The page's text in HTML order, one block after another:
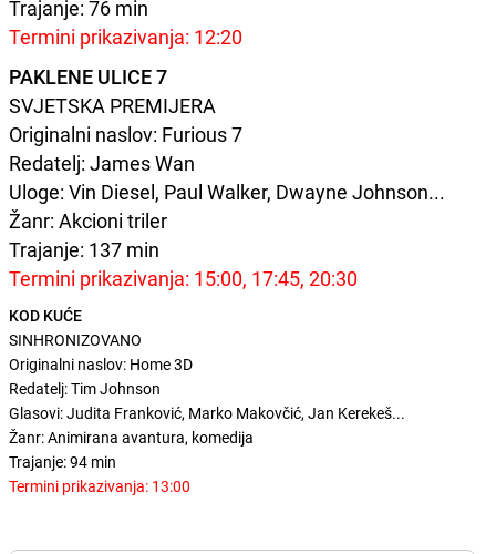
Trajanje: 76 min
Termini prikazivanja: 12:20
PAKLENE ULICE 7
SVJETSKA PREMIJERA
Originalni naslov: Furious 7
Redatelj: James Wan
Uloge: Vin Diesel, Paul Walker, Dwayne Johnson...
Žanr: Akcioni triler
Trajanje: 137 min
Termini prikazivanja: 15:00, 17:45, 20:30
KOD KUĆE
SINHRONIZOVANO
Originalni naslov: Home 3D
Redatelj: Tim Johnson
Glasovi: Judita Franković, Marko Makovčić, Jan Kerekeš...
Žanr: Animirana avantura, komedija
Trajanje: 94 min
Termini prikazivanja: 13:00